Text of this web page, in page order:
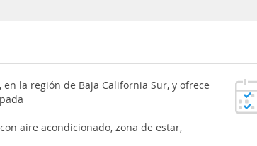
en la región de Baja California Sur, y ofrece
aire acondicionado, zona de estar,